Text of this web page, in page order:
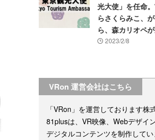
光大使」を任命
らさくらみこ、
ら、森カリオペ
2023/2/8
VRon 運営会社はこちら
「VRon」を運営しております株
81plusは、VR映像、Webデザイ
デジタルコンテンツを制作して